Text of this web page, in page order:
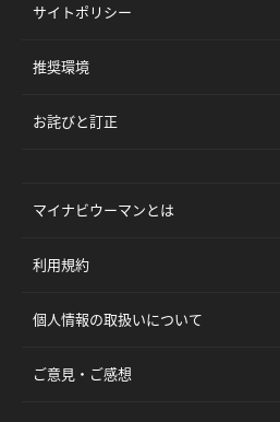
サイトポリシー
推奨環境
お詫びと訂正
マイナビウーマンとは
利用規約
個人情報の取扱いについて
ご意見・ご感想